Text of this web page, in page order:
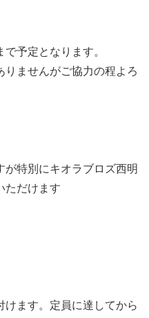
予定となります。
りませんがご協力の程よろ
が特別にキオラブロズ西明
ただけます
けます。定員に達してから